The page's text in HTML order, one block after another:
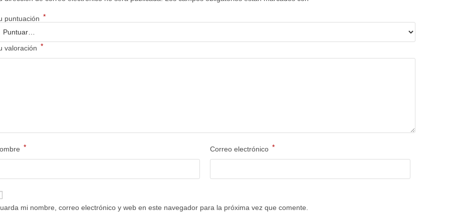
puntuación *
valoración *
* Correo electrónico *
mi nombre, correo electrónico y web en este navegador para la próxima vez que comente.